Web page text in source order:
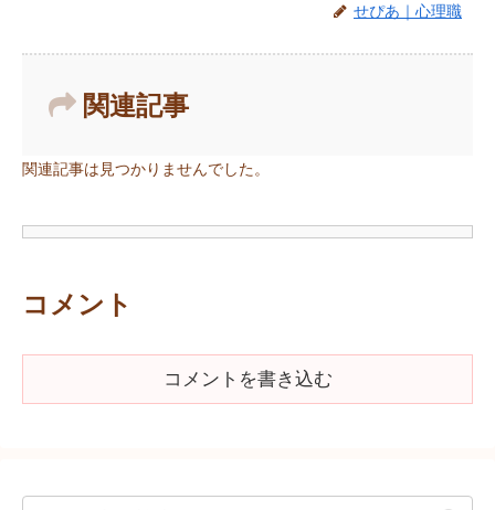
せぴあ｜心理職
関連記事
関連記事は見つかりませんでした。
コメント
コメントを書き込む